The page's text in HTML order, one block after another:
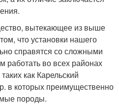
вытекающее из выше
что установки нашего
справятся со сложными
работать во всех районах
как Карельский
в которых преимущественно
породы.